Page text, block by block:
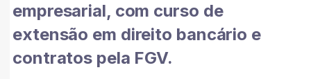
empresarial, com curso de
extensão em direito bancário e
contratos pela FGV.